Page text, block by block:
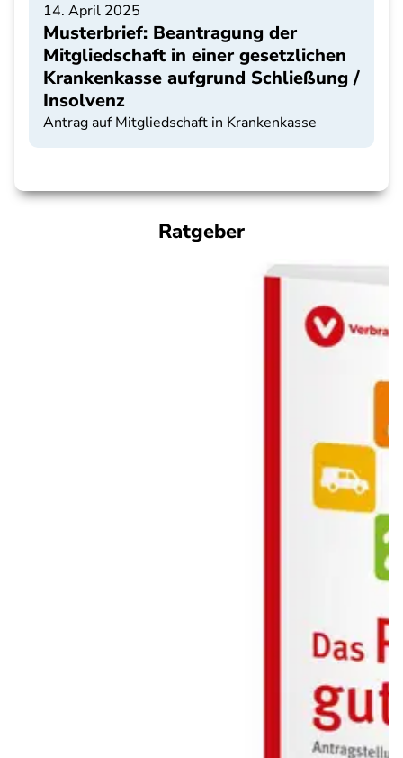
14. April 2025
Musterbrief: Beantragung der
Mitgliedschaft in einer gesetzlichen
Krankenkasse aufgrund Schließung /
Insolvenz
Antrag auf Mitgliedschaft in Krankenkasse
Ratgeber